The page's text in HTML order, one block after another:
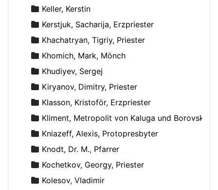
Keller, Kerstin
Kerstjuk, Sacharija, Erzpriester
Khachatryan, Tigriy, Priester
Khomich, Mark, Mönch
Khudiyev, Sergej
Kiryanov, Dimitry, Priester
Klasson, Kristoför, Erzpriester
Kliment, Metropolit von Kaluga und Borovsk
Kniazeff, Alexis, Protopresbyter
Knodt, Dr. M., Pfarrer
Kochetkov, Georgy, Priester
Kolesov, Vladimir